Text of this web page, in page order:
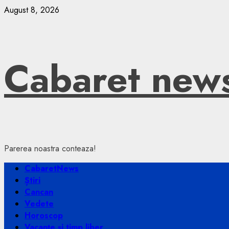
Skip
August 8, 2026
Cabaret
Parerea noastra conteaza!
Primary
Menu
CabaretNews
Știri
Cancan
Vedete
Horoscop